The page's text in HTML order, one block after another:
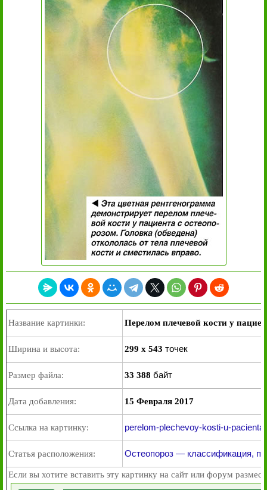
Название картинки: Перелом плечевой кости у
Ширина и высота: 299 x 543 точек
Размер файла: 33 388 байт
Дата добавления: 15 Февраля 2017
Ссылка на картинку: perelom-plechevoy-kosti-u-
Статья расположения: Остеопороз — классификация,
Если вы хотите вставить эту картинку на сайт или форум